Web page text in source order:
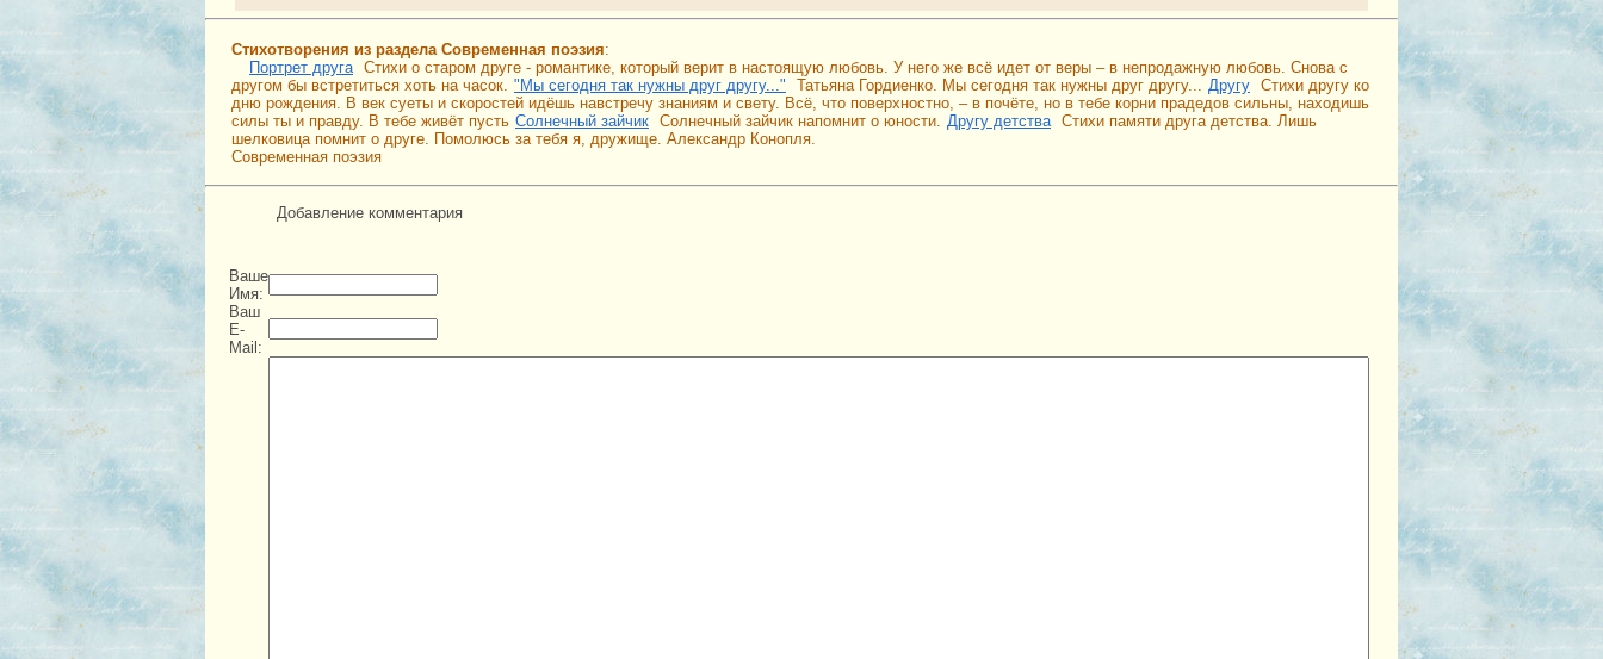
Стихотворения из раздела Современная поэзия:
Портрет друга Стихи о старом друге - романтике, который верит в настоящую любовь. У него же всё идет от веры – в непродажную любовь. Снова с
другом бы встретиться хоть на часок. "Мы сегодня так нужны друг другу..." Татьяна Гордиенко. Мы сегодня так нужны друг другу... Другу Стихи другу ко
дню рождения. В век суеты и скоростей идёшь навстречу знаниям и свету. Всё, что поверхностно, – в почёте, но в тебе корни прадедов сильны, находишь
силы ты и правду. В тебе живёт пусть Солнечный зайчик Солнечный зайчик напомнит о юности. Другу детства Стихи памяти друга детства. Лишь
шелковица помнит о друге. Помолюсь за тебя я, дружище. Александр Конопля.
Современная поэзия
Добавление комментария
Ваше
Имя:
Ваш
E-
Mail: